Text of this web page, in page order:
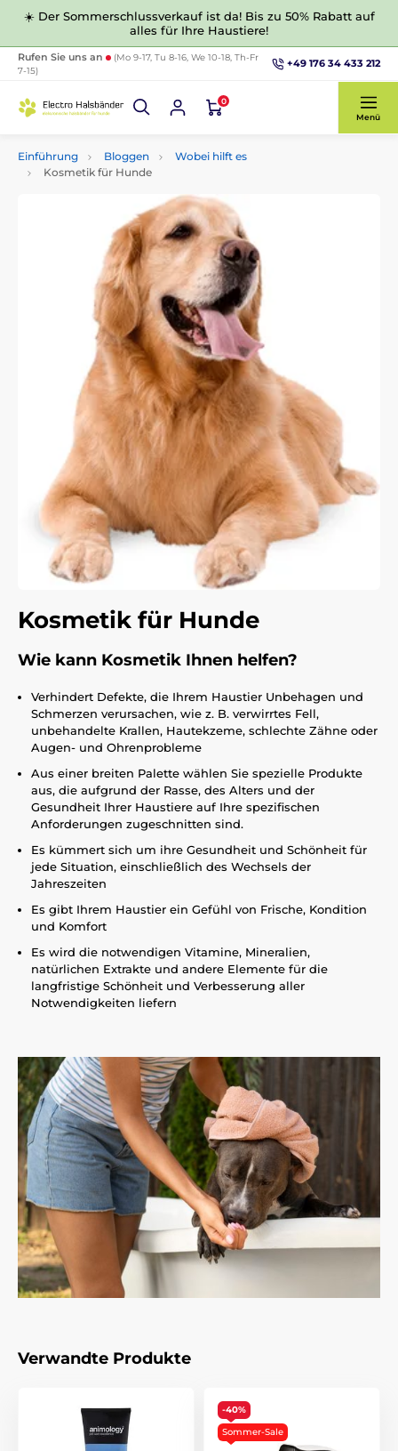
☀️ Der Sommerschlussverkauf ist da! Bis zu 50% Rabatt auf
alles für Ihre Haustiere!
Rufen Sie uns an
(Mo 9-17, Tu 8-16, We 10-18, Th-Fr
7-15)
+49 176 34 433 212
0
Menü
Einführung Bloggen
Wobei hilft es
Kosmetik für Hunde
Kosmetik für Hunde
Wie kann Kosmetik Ihnen helfen?
Verhindert Defekte, die Ihrem Haustier Unbehagen und
Schmerzen verursachen, wie z. B. verwirrtes Fell,
unbehandelte Krallen, Hautekzeme, schlechte Zähne oder
Augen- und Ohrenprobleme
Aus einer breiten Palette wählen Sie spezielle Produkte
aus, die aufgrund der Rasse, des Alters und der
Gesundheit Ihrer Haustiere auf Ihre spezifischen
Anforderungen zugeschnitten sind.
Es kümmert sich um ihre Gesundheit und Schönheit für
jede Situation, einschließlich des Wechsels der
Jahreszeiten
Es gibt Ihrem Haustier ein Gefühl von Frische, Kondition
und Komfort
Es wird die notwendigen Vitamine, Mineralien,
natürlichen Extrakte und andere Elemente für die
langfristige Schönheit und Verbesserung aller
Notwendigkeiten liefern
Verwandte Produkte
-40%
Sommer-Sale